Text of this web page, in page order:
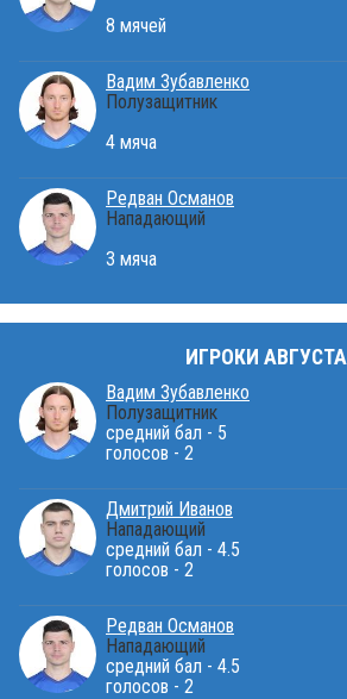
8 мячей
Вадим Зубавленко
Полузащитник
4 мяча
Редван Османов
Нападающий
3 мяча
ИГРОКИ АВГУСТА
Вадим Зубавленко
Полузащитник
средний бал - 5
голосов - 2
Дмитрий Иванов
Нападающий
средний бал - 4.5
голосов - 2
Редван Османов
Нападающий
средний бал - 4.5
голосов - 2